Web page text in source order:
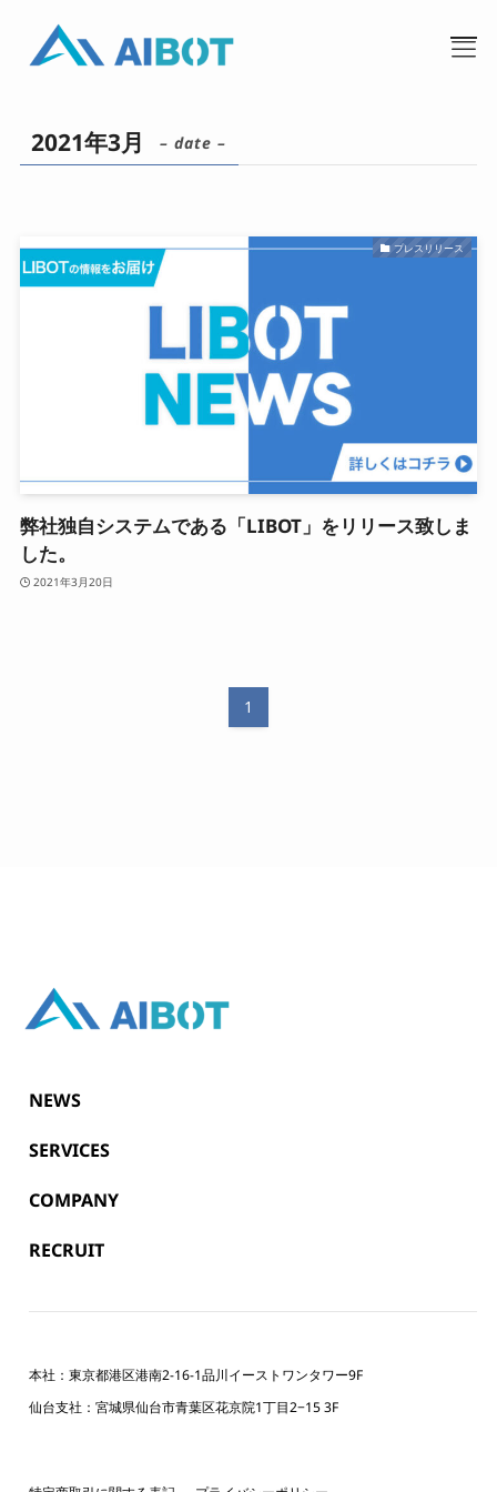
TOP
事業内容
お知らせ
採用情報
2021年3月 – date –
プレスリリース
弊社独自システムである「LIBOT」をリリース致しま
した。
2021年3月20日
1
NEWS
SERVICES
COMPANY
RECRUIT
本社：東京都港区港南2-16-1品川イーストワンタワー9F
仙台支社：宮城県仙台市青葉区花京院1丁目2−15 3F